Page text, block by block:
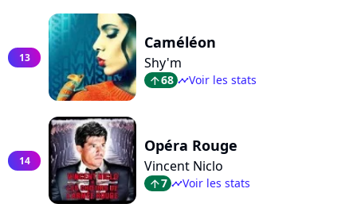
13
Caméléon
Shy'm
arrow_top68 timelineVoir les stats
14
Opéra Rouge
Vincent Niclo
arrow_top7 timelineVoir les stats